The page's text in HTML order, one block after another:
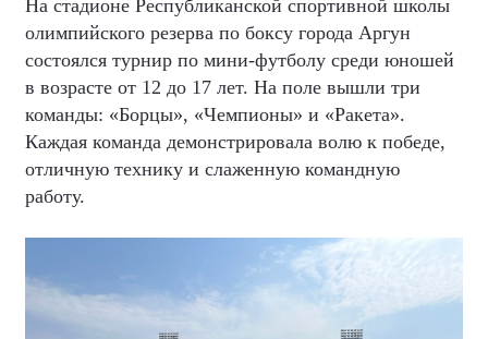
На стадионе Республиканской спортивной школы
олимпийского резерва по боксу города Аргун
состоялся турнир по мини-футболу среди юношей
в возрасте от 12 до 17 лет. На поле вышли три
команды: «Борцы», «Чемпионы» и «Ракета».
Каждая команда демонстрировала волю к победе,
отличную технику и слаженную командную
работу.